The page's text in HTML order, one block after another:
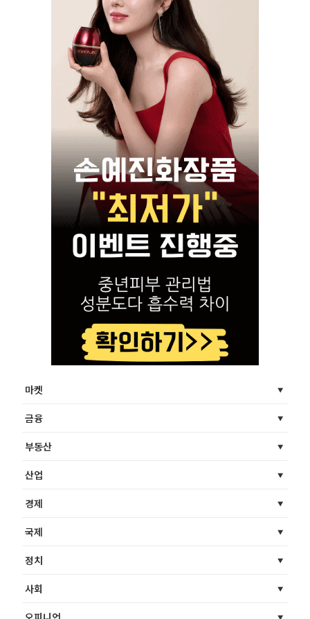
마켓
금융
부동산
산업
경제
국제
정치
사회